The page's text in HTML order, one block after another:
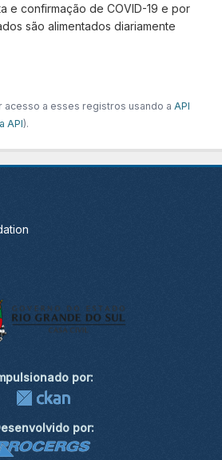
e confirmação de COVID-19 e por
são alimentados diariamente
acesso a esses registros usando a API
API).
por:
por: